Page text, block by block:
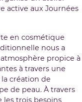
active aux Journées
en cosmétique
nous a
propice à
à travers une
création de
de peau. À travers
les trois besoins